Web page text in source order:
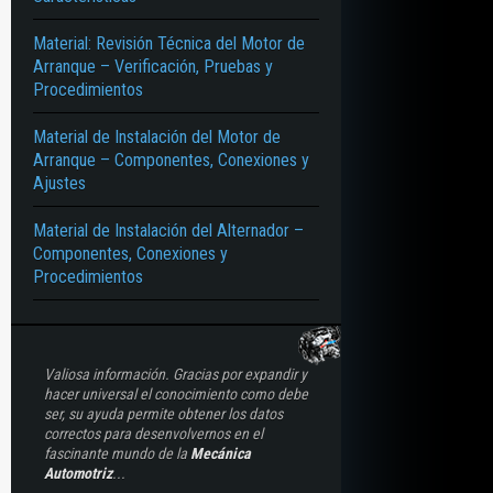
Material: Revisión Técnica del Motor de
Arranque – Verificación, Pruebas y
Procedimientos
Material de Instalación del Motor de
Arranque – Componentes, Conexiones y
Ajustes
Material de Instalación del Alternador –
Componentes, Conexiones y
Procedimientos
Valiosa información. Gracias por expandir y
hacer universal el conocimiento como debe
ser, su ayuda permite obtener los datos
correctos para desenvolvernos en el
fascinante mundo de la Mecánica
Automotriz...